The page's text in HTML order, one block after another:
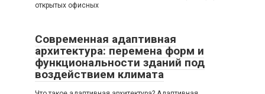
открытых офисных
Современная адаптивная
архитектура: перемена форм и
функциональности зданий под
воздействием климата